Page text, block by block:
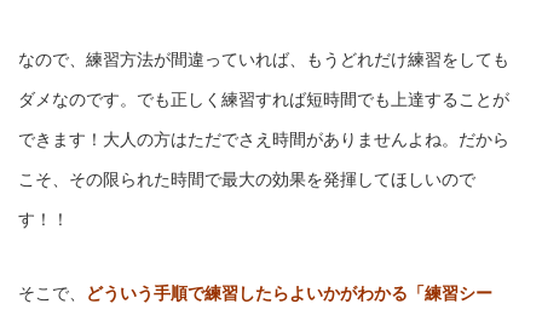
なので、練習方法が間違っていれば、もうどれだけ練習をしても
ダメなのです。でも正しく練習すれば短時間でも上達することが
できます！大人の方はただでさえ時間がありませんよね。だから
こそ、その限られた時間で最大の効果を発揮してほしいので
す！！
そこで、 どういう手順で練習したらよいかがわかる「練習シー